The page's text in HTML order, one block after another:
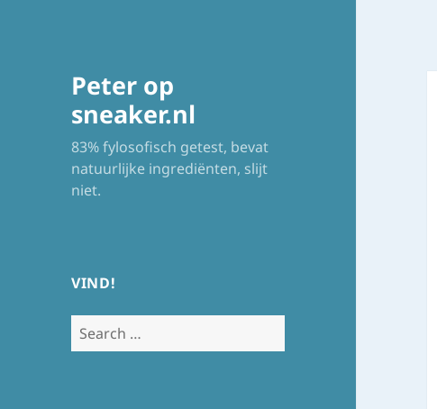
Peter op
sneaker.nl
83% fylosofisch getest, bevat
natuurlijke ingrediënten, slijt
niet.
VIND!
Search
for: